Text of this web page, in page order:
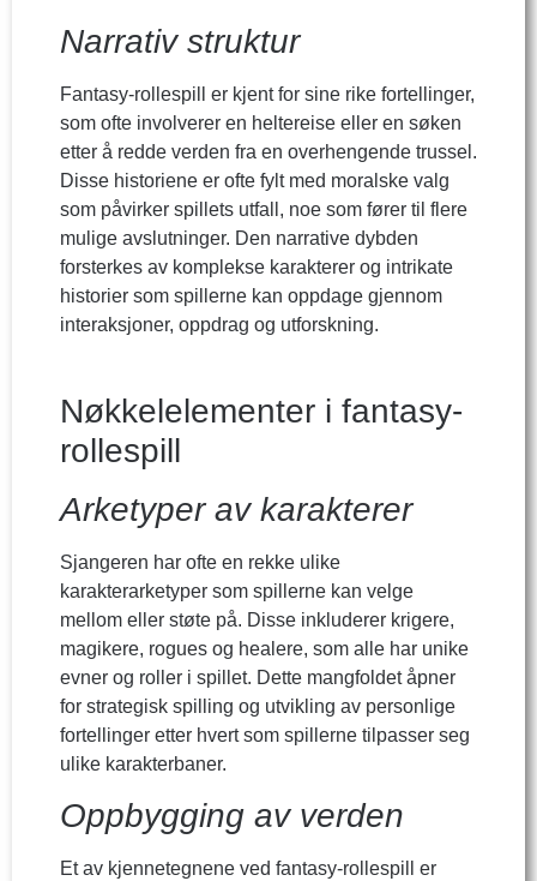
Narrativ struktur
Fantasy-rollespill er kjent for sine rike fortellinger,
som ofte involverer en heltereise eller en søken
etter å redde verden fra en overhengende trussel.
Disse historiene er ofte fylt med moralske valg
som påvirker spillets utfall, noe som fører til flere
mulige avslutninger. Den narrative dybden
forsterkes av komplekse karakterer og intrikate
historier som spillerne kan oppdage gjennom
interaksjoner, oppdrag og utforskning.
Nøkkelelementer i fantasy-
rollespill
Arketyper av karakterer
Sjangeren har ofte en rekke ulike
karakterarketyper som spillerne kan velge
mellom eller støte på. Disse inkluderer krigere,
magikere, rogues og healere, som alle har unike
evner og roller i spillet. Dette mangfoldet åpner
for strategisk spilling og utvikling av personlige
fortellinger etter hvert som spillerne tilpasser seg
ulike karakterbaner.
Oppbygging av verden
Et av kjennetegnene ved fantasy-rollespill er